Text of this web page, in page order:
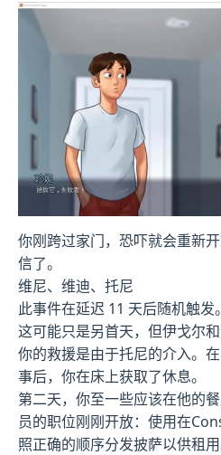
你刚跨过家门，恐吓就会重新
信了。
维尼、维迪、托尼
此事件在延迟 11 天后随机触发。
这可能只是另首天，但伊戈尔
你的救援是由于托尼的介入。
事后，你在床上获取了休息。
第二天，你至一些应该在他的
员的职位刚刚开放：使用在
照正确的顺序分发披萨以供租用